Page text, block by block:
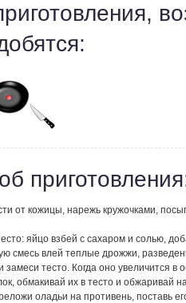
от кожицы, нарежь кружочками,
яйцо взбей с сахаром и солью,
смесь влей теплые дрожжи,
замеси тесто. Когда оно увеличится
обмакивай их в тесто и обжаривай
оладьи на противень, поставь